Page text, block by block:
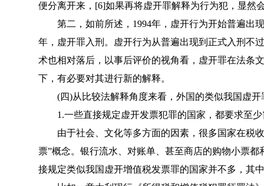
便分离开来，[6]如果再将虚开罪解释为行为犯，显然
第二，如前所述，1994年，虚开行为开始普遍出现
年，虚开罪入刑。虚开行为从普遍出现到正式入刑不
术也相对落后，以事后评价的视角看，虚开罪在法条
下，有必要对其进行新的解释。
(四)从比较法解释角度来看，外国的类似我国虚开
1.一些直接规定虚开发票犯罪的国家，都要求至少
由于社会、文化等多方面的因素，很多国家在税收
票”概念。银行流水、对账单、甚至商店的购物小票
接规定类似我国虚开增值税发票罪的国家并不多，其